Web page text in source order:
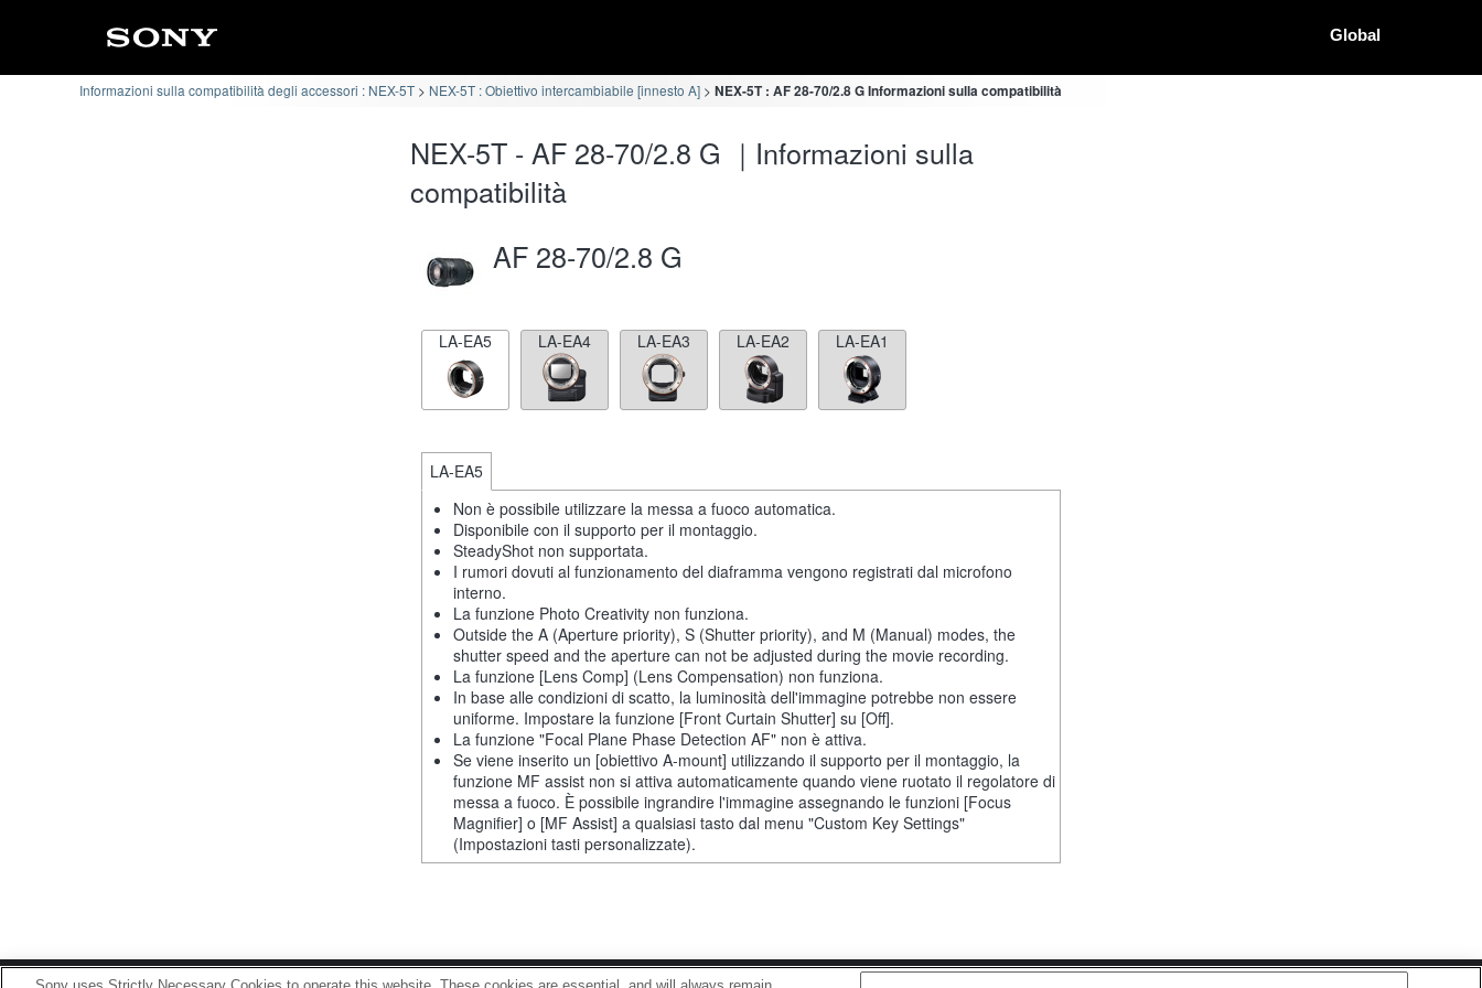
Global
Informazioni sulla compatibilità degli accessori : NEX-5T NEX-5T : Obiettivo intercambiabile [innesto A] NEX-5T : AF 28-70/2.8 G Informazioni sulla compatibilità
NEX-5T - AF 28-70/2.8 G ｜Informazioni sulla
compatibilità
AF 28-70/2.8 G
LA-EA5 LA-EA4 LA-EA3 LA-EA2 LA-EA1
LA-EA5
Non è possibile utilizzare la messa a fuoco automatica.
Disponibile con il supporto per il montaggio.
SteadyShot non supportata.
I rumori dovuti al funzionamento del diaframma vengono registrati dal microfono
interno.
La funzione Photo Creativity non funziona.
Outside the A (Aperture priority), S (Shutter priority), and M (Manual) modes, the
shutter speed and the aperture can not be adjusted during the movie recording.
La funzione [Lens Comp] (Lens Compensation) non funziona.
In base alle condizioni di scatto, la luminosità dell'immagine potrebbe non essere
uniforme. Impostare la funzione [Front Curtain Shutter] su [Off].
La funzione "Focal Plane Phase Detection AF" non è attiva.
Se viene inserito un [obiettivo A-mount] utilizzando il supporto per il montaggio, la
funzione MF assist non si attiva automaticamente quando viene ruotato il regolatore di
messa a fuoco. È possibile ingrandire l'immagine assegnando le funzioni [Focus
Magnifier] o [MF Assist] a qualsiasi tasto dal menu "Custom Key Settings"
(Impostazioni tasti personalizzate).